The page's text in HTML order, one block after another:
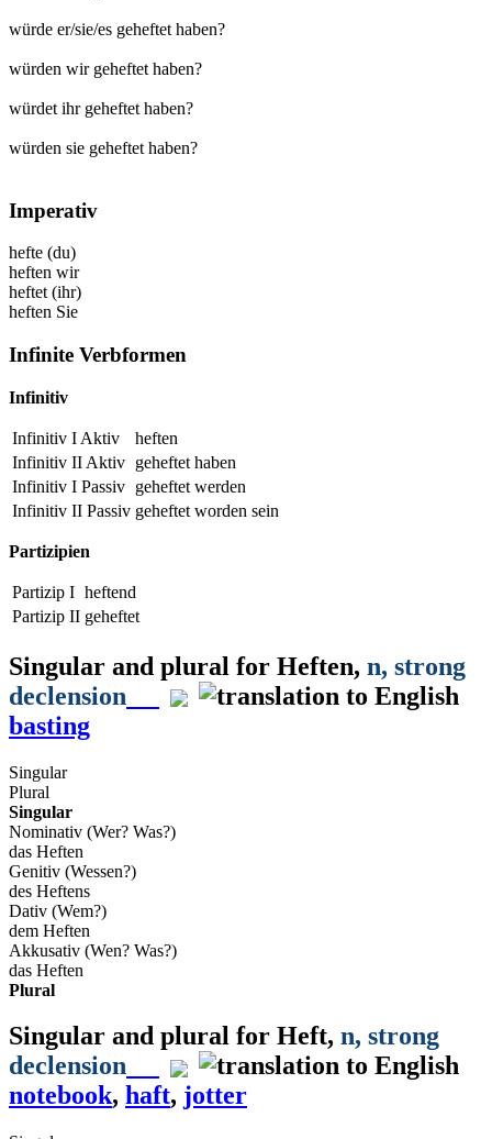
würde er/sie/es geheftet haben?
würden wir geheftet haben?
würdet ihr geheftet haben?
würden sie geheftet haben?
Imperativ
hefte (du)
heften wir
heftet (ihr)
heften Sie
Infinite Verbformen
Infinitiv
Infinitiv I Aktiv
heften
Infinitiv II Aktiv geheftet haben
Infinitiv I Passiv geheftet werden
Infinitiv II Passiv geheftet worden sein
Partizipien
Partizip I heftend
Partizip II geheftet
Singular and plural for Heften, n, strong
declension
basting
Singular
Plural
Singular
Nominativ (Wer? Was?)
das Heften
Genitiv (Wessen?)
des Heftens
Dativ (Wem?)
dem Heften
Akkusativ (Wen? Was?)
das Heften
Plural
Singular and plural for Heft, n, strong
declension
notebook, haft, jotter